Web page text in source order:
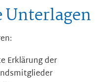
Erklärung der